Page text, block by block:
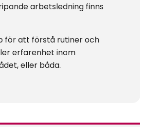
arbetsledning finns
för att förstå rutiner och
erfarenhet inom
eller båda.